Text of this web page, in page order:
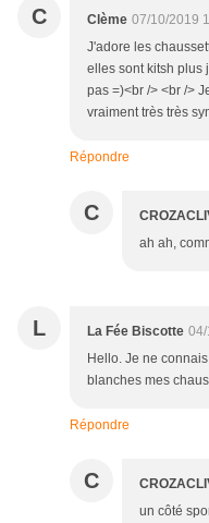
C Clème 07/10/2019
J'adore les
elles sont kitsh plus
pas =)<br /> <br />
vraiment très très
Répondre
C
ah ah,
L La Fée Biscotte
Hello. Je ne
blanches mes
Répondre
C
un côté